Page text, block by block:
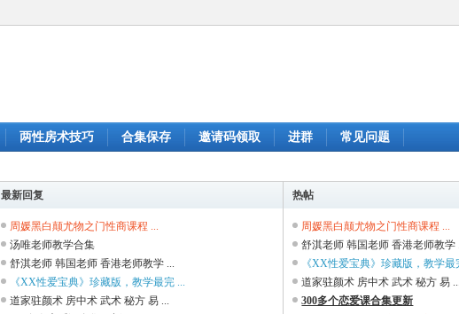
两性房术技巧 合集保存 邀请码领取 进群 常见问题
最新回复
周媛黑白颠尤物之门性商课程 ...
汤唯老师教学合集
舒淇老师 韩国老师 香港老师教学 ...
《XX性爱宝典》珍藏版，教学最完 ...
道家驻颜术 房中术 武术 秘方 易 ...
热帖
周媛黑白颠尤物之门性商课程 ...
舒淇老师 韩国老师 香港老师教学
《XX性爱宝典》珍藏版，教学最
道家驻颜术 房中术 武术 秘方 易 ...
300多个恋爱课合集更新